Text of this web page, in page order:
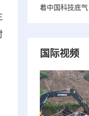
着中国科技底气
国际视频